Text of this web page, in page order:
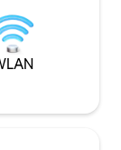
nicht, um dir und
perfekten
einzigartigen